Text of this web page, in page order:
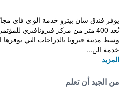
يوفر فندق سان بيترو خدمة الواي فاي
بُعد 400 متر من مركز فيرونافيري
وسط مدينة فيرونا بالدراجات التي يوفرها
خدمة الن...
المزيد
من الجيد أن تعلم